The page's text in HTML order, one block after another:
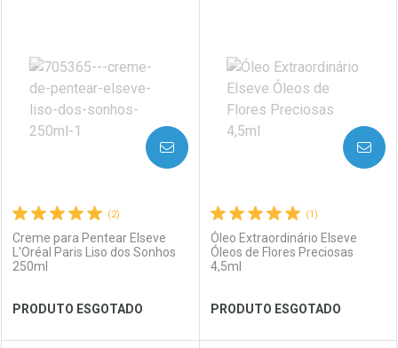
Laboratório
Ver Desconto Convênio
Por Menos Laboratório
Ver Desconto Convênio
Por Menos
(2)
Creme para Pentear Elseve
L'Oréal Paris Liso dos Sonhos
250ml
PRODUTO ESGOTADO
AVISE-ME
(1)
Óleo Extraordinário Elseve
Óleos de Flores Preciosas
4,5ml
PRODUTO ESGOTADO
AVISE-ME